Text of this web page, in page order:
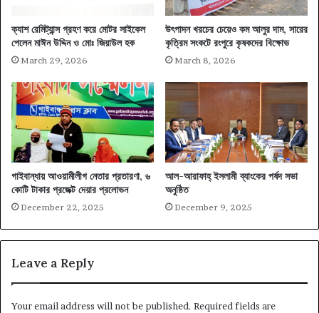
ক্যাশ রেমিট্যান্স গ্রহণ করে মোটর সাইকেল
পেলেন মাঈন উদ্দিন ও মোঃ জিয়াউল হক
March 29, 2026
উৎপাদন খরচের চেয়েও কম আলুর দাম, সারের
কৃত্রিম সংকটে রংপুরে কৃষকদের বিক্ষোভ
March 8, 2026
গাইবান্ধায় আওয়ামীলীগ নেতার প্রতারণা, ৬
কোটি টাকার প্রজেক্ট দেয়ার প্রলোভন
December 22, 2025
আল-আরাফাহ্ ইসলামী ব্যাংকের পর্ষদ সভা
অনুষ্ঠিত
December 9, 2025
Leave a Reply
Your email address will not be published. Required fields are